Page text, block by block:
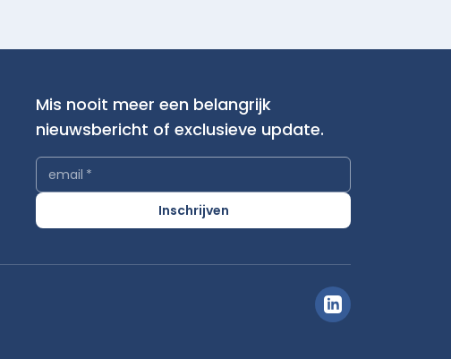
Mis nooit meer een belangrijk
nieuwsbericht of exclusieve update.
email *
Inschrijven